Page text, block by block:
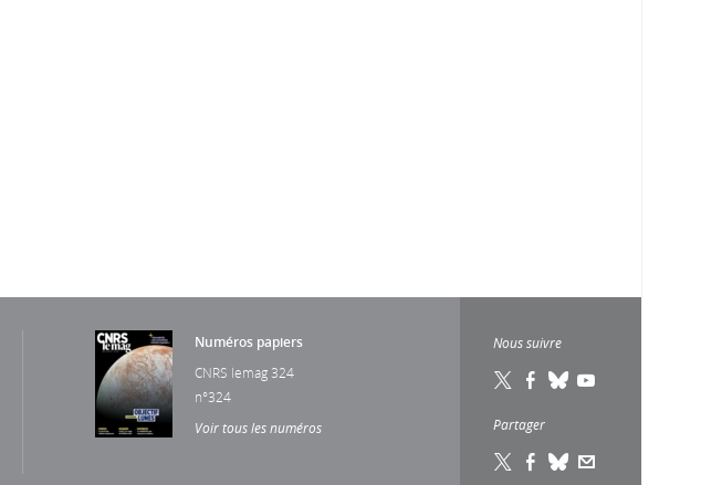
Numéros papiers
CNRS lemag 324
n°324
Voir tous les numéros
Nous suivre
Partager